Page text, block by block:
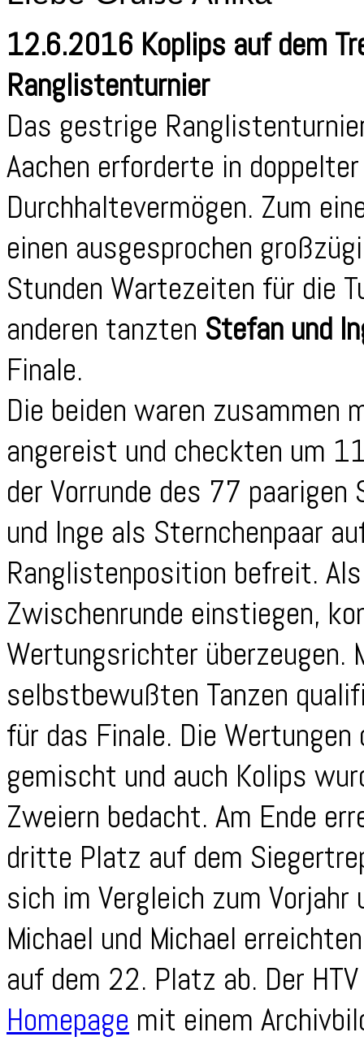
12.6.2016 Koplips auf dem
Ranglistenturnier
Das gestrige
Aachen erforderte in
Durchhaltevermögen. Zum
einen ausgesprochen
Stunden Wartezeiten für die
anderen tanzten Stefan und
Finale.
Die beiden waren zusammen
angereist und checkten um
der Vorrunde des 77
und Inge als Sternchenpaar
Ranglistenposition befreit.
Zwischenrunde einstiegen,
Wertungsrichter überzeugen.
selbstbewußten Tanzen
für das Finale. Die
gemischt und auch Kolips
Zweiern bedacht. Am Ende
dritte Platz auf dem
sich im Vergleich zum
Michael und Michael
auf dem 22. Platz ab. Der
Homepage mit einem